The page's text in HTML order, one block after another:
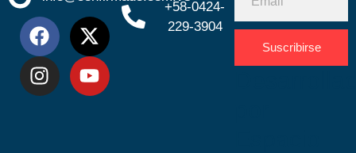
+58-0424-
229-3904
Suscribirse